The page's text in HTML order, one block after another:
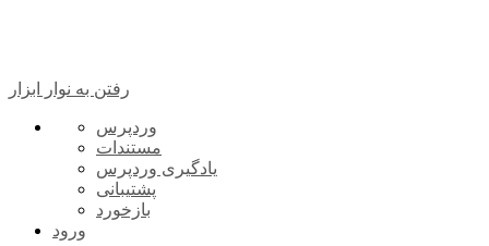
رفتن به نوار ابزار
درباره
وردپرس
وردپرس
مستندات
یادگیری وردپرس
پشتیبانی
بازخورد
ورود